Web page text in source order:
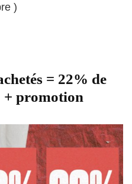
)
= 22% de
+ promotion